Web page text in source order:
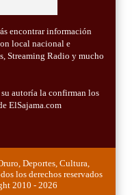
encontrar información
local nacional e
Streaming Radio y mucho
autoría la confirman los
ElSajama.com
Deportes, Cultura,
los derechos reservados
2010 - 2026